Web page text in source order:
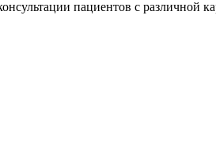
пациентов с различной